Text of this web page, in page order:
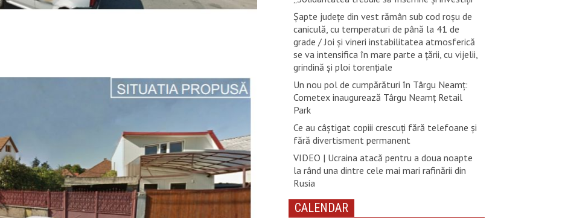
Șapte județe din vest rămân sub cod roșu de
caniculă, cu temperaturi de până la 41 de
grade / Joi și vineri instabilitatea atmosferică
se va intensifica în mare parte a țării, cu vijelii,
grindină și ploi torențiale
Un nou pol de cumpărături în Târgu Neamț:
Cometex inaugurează Târgu Neamț Retail
Park
Ce au câștigat copiii crescuți fără telefoane și
fără divertisment permanent
VIDEO | Ucraina atacă pentru a doua noapte
la rând una dintre cele mai mari rafinării din
Rusia
CALENDAR